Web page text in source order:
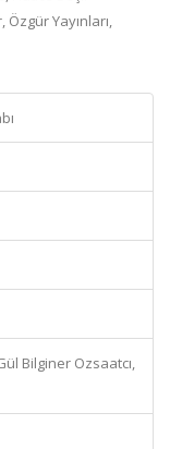
Yayınları,
Bilginer Ozsaatcı,